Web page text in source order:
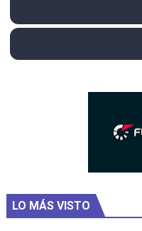
LO MÁS VISTO